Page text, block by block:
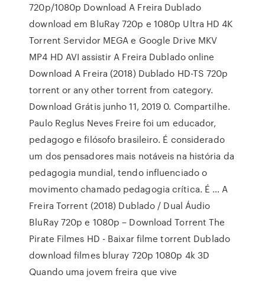
720p/1080p Download A Freira Dublado
download em BluRay 720p e 1080p Ultra HD 4K
Torrent Servidor MEGA e Google Drive MKV
MP4 HD AVI assistir A Freira Dublado online
Download A Freira (2018) Dublado HD-TS 720p
torrent or any other torrent from category.
Download Grátis junho 11, 2019 0. Compartilhe.
Paulo Reglus Neves Freire foi um educador,
pedagogo e filósofo brasileiro. É considerado
um dos pensadores mais notáveis na história da
pedagogia mundial, tendo influenciado o
movimento chamado pedagogia crítica. É … A
Freira Torrent (2018) Dublado / Dual Áudio
BluRay 720p e 1080p – Download Torrent The
Pirate Filmes HD - Baixar filme torrent Dublado
download filmes bluray 720p 1080p 4k 3D
Quando uma jovem freira que vive